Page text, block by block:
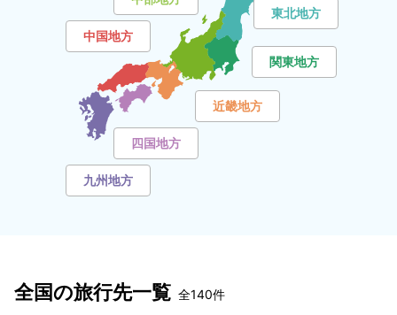
東北地方
関東地方
近畿地方
中国地方
四国地方
九州地方
全国の旅行先一覧 全140件